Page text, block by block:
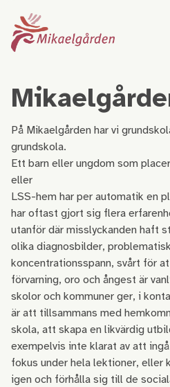
På Mikaelgården har vi
grundskola.
Ett barn eller ungdom som
eller
LSS-hem har per automatik en
har oftast gjort sig flera
utanför där misslyckanden haft
olika diagnosbilder,
koncentrationsspann, svårt för
förvarning, oro och ångest är
skolor och kommuner ger, i
är att tillsammans med
skola, att skapa en likvärdig
exempelvis inte klarat av att
fokus under hela lektioner, eller
igen och förhålla sig till de